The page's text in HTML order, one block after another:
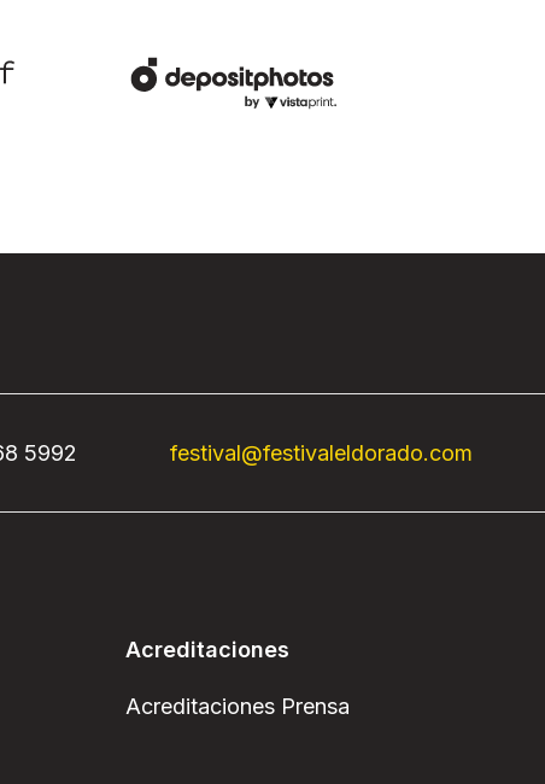
5992 festival@festivaleldorado.com
Acreditaciones
Acreditaciones Prensa